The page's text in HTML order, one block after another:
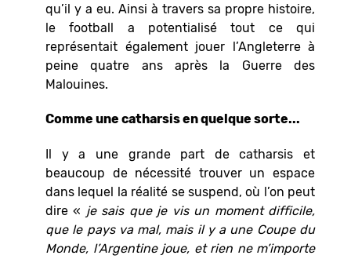
qu’il y a eu. Ainsi à travers sa propre histoire,
le football a potentialisé tout ce qui
représentait également jouer l’Angleterre à
peine quatre ans après la Guerre des
Malouines.
Comme une catharsis en quelque sorte...
Il y a une grande part de catharsis et
beaucoup de nécessité trouver un espace
dans lequel la réalité se suspend, où l’on peut
dire « je sais que je vis un moment difficile,
que le pays va mal, mais il y a une Coupe du
Monde, l’Argentine joue, et rien ne m’importe